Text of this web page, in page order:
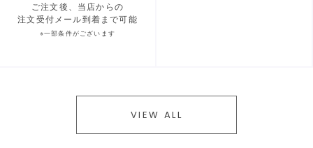
ご注文後、当店からの
注文受付メール到着まで可能
※一部条件がございます
VIEW ALL